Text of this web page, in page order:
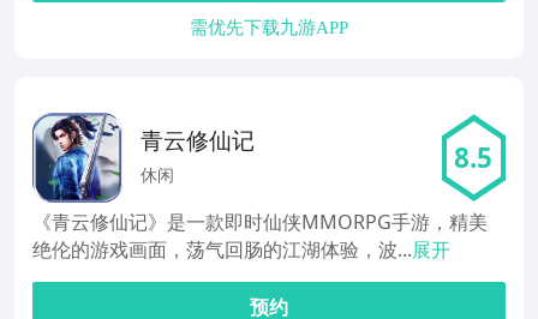
需优先下载九游APP
青云修仙记
休闲 8.5
《青云修仙记》是一款即时仙侠MMORPG手游，精美
绝伦的游戏画面，荡气回肠的江湖体验，波...展开
预约